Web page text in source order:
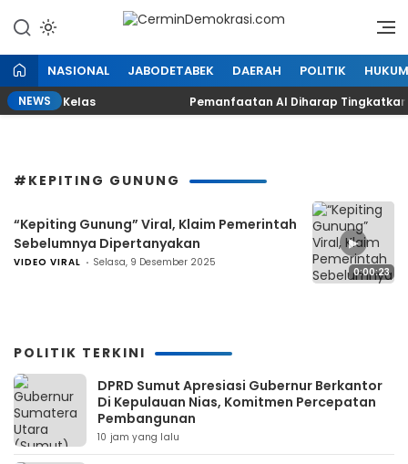
konten
NASIONAL JABODETABEK DAERAH POLITIK HUKUM
NEWS
Naik Kelas Pemanfaatan AI Diharap Tingkatkan
#KEPITING GUNUNG
“Kepiting Gunung” Viral, Klaim Pemerintah
Sebelumnya Dipertanyakan
VIDEO VIRAL Selasa, 9 Desember 2025
▶
0:00:23
POLITIK TERKINI
DPRD Sumut Apresiasi Gubernur Berkantor
Di Kepulauan Nias, Komitmen Percepatan
Pembangunan
10 jam yang lalu